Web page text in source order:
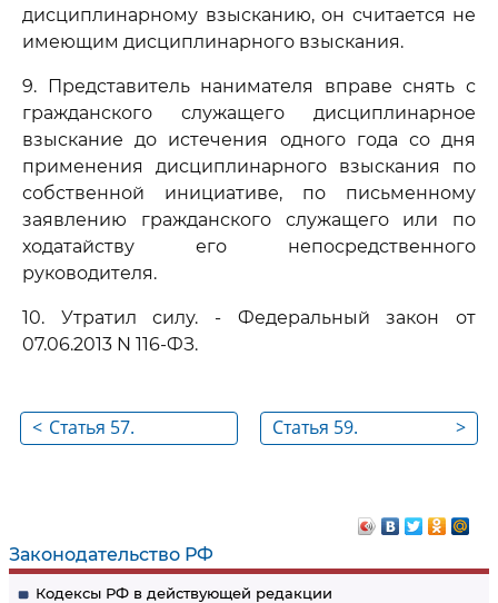
Законодательство РФ
Кодексы РФ в действующей редакции
дисциплинарному взысканию, он считается не
имеющим дисциплинарного взыскания.
9. Представитель нанимателя вправе снять с
гражданского служащего дисциплинарное
взыскание до истечения одного года со дня
применения дисциплинарного взыскания по
собственной инициативе, по письменному
заявлению гражданского служащего или по
ходатайству его непосредственного
руководителя.
10. Утратил силу. - Федеральный закон от
07.06.2013 N 116-ФЗ.
< Статья 57.
>
Статья 59.